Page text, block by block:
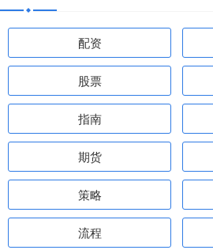
配资
股票
指南
期货
策略
流程